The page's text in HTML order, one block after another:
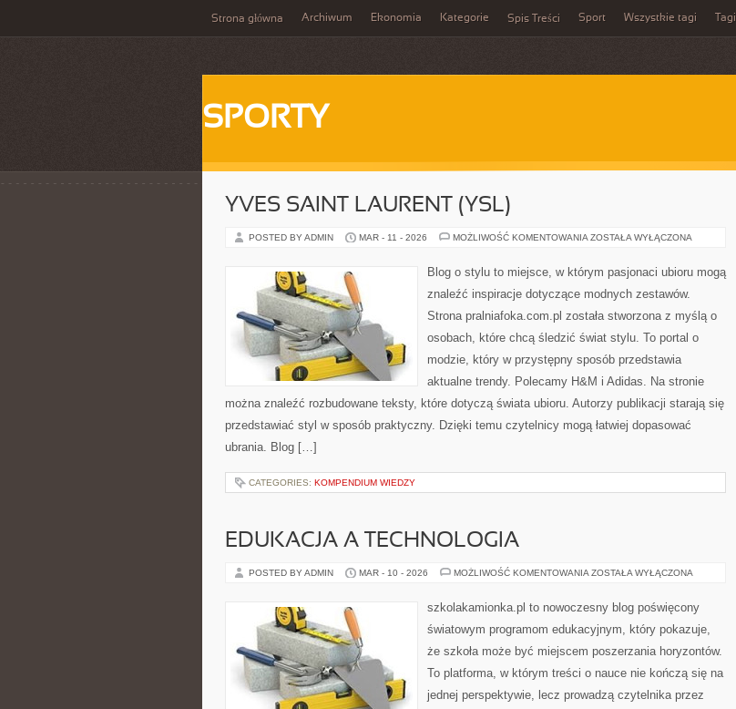
Strona główna Archiwum Ekonomia Kategorie Spis Treści Sport Wszystkie tagi Tagi
SPORTY
YVES SAINT LAURENT (YSL)
POSTED BY ADMIN MAR - 11 - 2026 MOŻLIWOŚĆ KOMENTOWANIA YVES
ZOSTAŁA WYŁĄCZONA
Blog o stylu to miejsce, w którym pasjonaci ubioru mogą
znaleźć inspiracje dotyczące modnych zestawów.
Strona pralniafoka.com.pl została stworzona z myślą o
osobach, które chcą śledzić świat stylu. To portal o
modzie, który w przystępny sposób przedstawia
aktualne trendy. Polecamy H&M i Adidas. Na stronie
można znaleźć rozbudowane teksty, które dotyczą świata ubioru. Autorzy publikacji starają się
przedstawiać styl w sposób praktyczny. Dzięki temu czytelnicy mogą łatwiej dopasować
ubrania. Blog […]
CATEGORIES: KOMPENDIUM WIEDZY
EDUKACJA A TECHNOLOGIA
POSTED BY ADMIN MAR - 10 - 2026 MOŻLIWOŚĆ KOMENTOWANIA EDUKACJA
ZOSTAŁA WYŁĄCZONA
szkolakamionka.pl to nowoczesny blog poświęcony
światowym programom edukacyjnym, który pokazuje,
że szkoła może być miejscem poszerzania horyzontów.
To platforma, w którym treści o nauce nie kończą się na
jednej perspektywie, lecz prowadzą czytelnika przez